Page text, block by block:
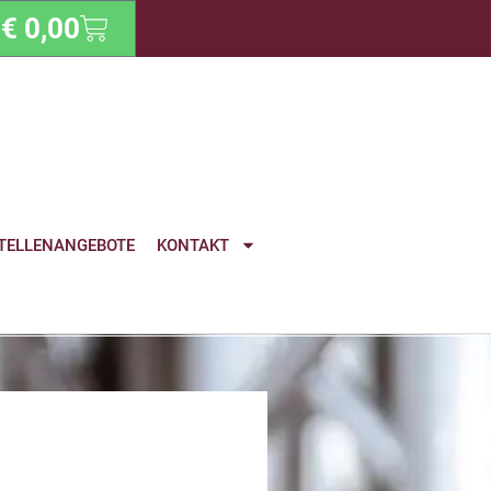
€ 0,00
KONTAKT